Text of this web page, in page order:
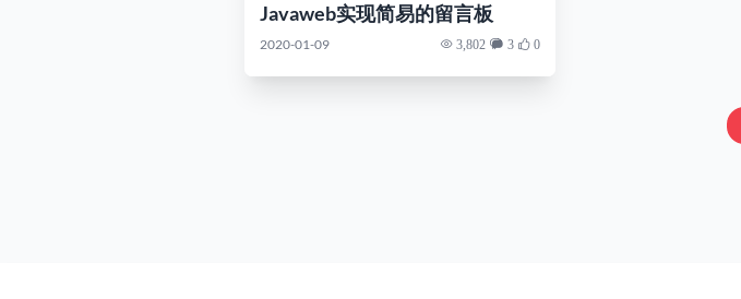
Javaweb实现简易的留言板
2020-01-09 3,802 3 0